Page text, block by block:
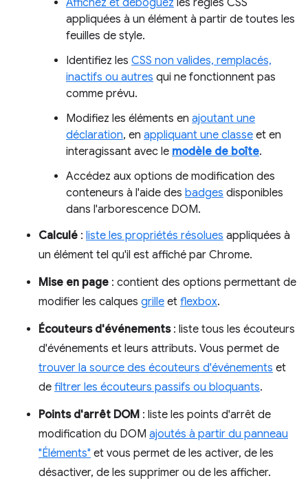
Affichez et déboguez les règles CSS
appliquées à un élément à partir de toutes les
feuilles de style.
Identifiez les CSS non valides, remplacés,
inactifs ou autres qui ne fonctionnent pas
comme prévu.
Modifiez les éléments en ajoutant une
déclaration, en appliquant une classe et en
interagissant avec le modèle de boîte.
Accédez aux options de modification des
conteneurs à l'aide des badges disponibles
dans l'arborescence DOM.
Calculé : liste les propriétés résolues appliquées à
un élément tel qu'il est affiché par Chrome.
Mise en page : contient des options permettant de
modifier les calques grille et flexbox.
Écouteurs d'événements: liste tous les écouteurs
d'événements et leurs attributs. Vous permet de
trouver la source des écouteurs d'événements et
de filtrer les écouteurs passifs ou bloquants.
Points d'arrêt DOM : liste les points d'arrêt de
modification du DOM ajoutés à partir du panneau
"Éléments" et vous permet de les activer, de les
désactiver, de les supprimer ou de les afficher.